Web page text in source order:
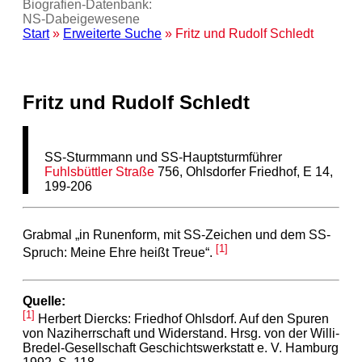
Biografien-Datenbank:
NS‑Dabeigewesene
Start» Erweiterte Suche » Fritz und Rudolf Schledt
Fritz und Rudolf Schledt
SS-Sturmmann und SS-Hauptsturmführer
Fuhlsbüttler Straße 756, Ohlsdorfer Friedhof, E 14,
199-206
Grabmal „in Runenform, mit SS-Zeichen und dem SS-
Spruch: Meine Ehre heißt Treue“. [1]
Quelle:
[1] Herbert Diercks: Friedhof Ohlsdorf. Auf den Spuren
von Naziherrschaft und Widerstand. Hrsg. von der Willi-
Bredel-Gesellschaft Geschichtswerkstatt e. V. Hamburg